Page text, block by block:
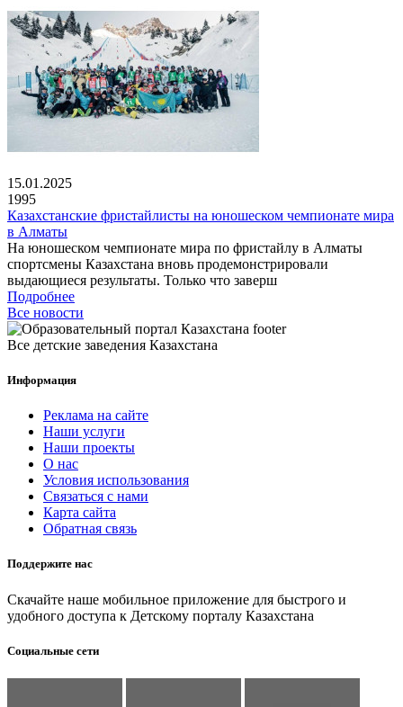
15.01.2025
1995
Казахстанские фристайлисты на юношеском чемпионате мира
в Алматы
На юношеском чемпионате мира по фристайлу в Алматы
спортсмены Казахстана вновь продемонстрировали
выдающиеся результаты. Только что заверш
Подробнее
Все новости
Все детские заведения Казахстана
Информация
Реклама на сайте
Наши услуги
Наши проекты
О нас
Условия использования
Связаться с нами
Карта сайта
Обратная связь
Поддержите нас
Скачайте наше мобильное приложение для быстрого и
удобного доступа к Детскому порталу Казахстана
Социальные сети